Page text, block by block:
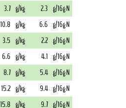
3.7 g/kg 2.3 g/16g N
10.8 g/kg 6.6 g/16g N
3.5 g/kg 2.2 g/16g N
6.6 g/kg 4.1 g/16g N
8.7 g/kg 5.4 g/16g N
15.2 g/kg 9.4 g/16g N
15.8 g/kg 9.7 g/16g N